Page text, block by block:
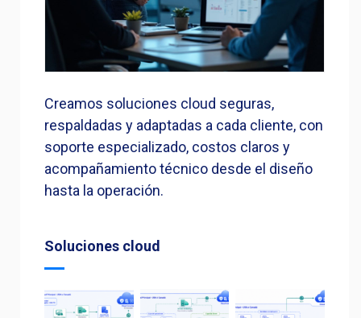
Creamos soluciones cloud seguras,
respaldadas y adaptadas a cada cliente, con
soporte especializado, costos claros y
acompañamiento técnico desde el diseño
hasta la operación.
Soluciones cloud